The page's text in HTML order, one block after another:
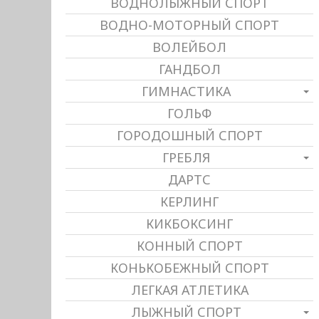
ВОДНО-МОТОРНЫЙ СПОРТ
ВОЛЕЙБОЛ
ГАНДБОЛ
ГИМНАСТИКА
ГОЛЬФ
ГОРОДОШНЫЙ СПОРТ
ГРЕБЛЯ
ДАРТС
КЕРЛИНГ
КИКБОКСИНГ
КОННЫЙ СПОРТ
КОНЬКОБЕЖНЫЙ СПОРТ
ЛЕГКАЯ АТЛЕТИКА
ЛЫЖНЫЙ СПОРТ